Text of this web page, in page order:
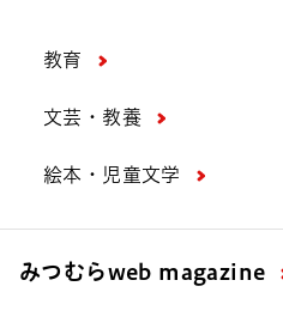
教育
文芸・教養
絵本・児童文学
みつむらweb magazine